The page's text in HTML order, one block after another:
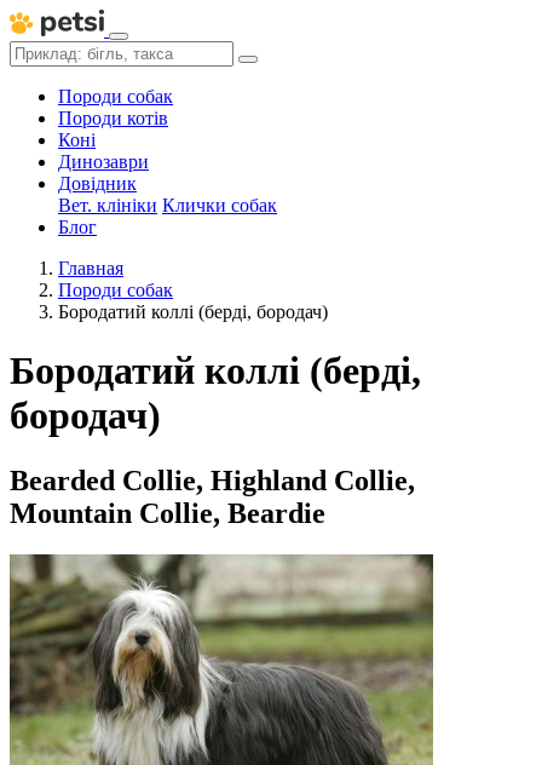
Породи собак
Породи котів
Коні
Динозаври
Довідник
Вет. клініки Клички собак
Блог
Главная
Породи собак
Бородатий коллі (берді, бородач)
Бородатий коллі (берді,
бородач)
Bearded Collie, Highland Collie,
Mountain Collie, Beardie